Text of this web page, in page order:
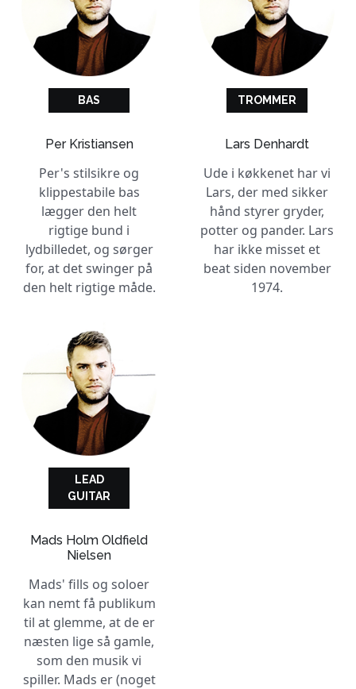
BAS
Per Kristiansen
Per's stilsikre og
klippestabile bas
lægger den helt
rigtige bund i
lydbilledet, og sørger
for, at det swinger på
den helt rigtige måde.
TROMMER
Lars Denhardt
Ude i køkkenet har vi
Lars, der med sikker
hånd styrer gryder,
potter og pander. Lars
har ikke misset et
beat siden november
1974.
LEAD
GUITAR
Mads Holm Oldfield
Nielsen
Mads' fills og soloer
kan nemt få publikum
til at glemme, at de er
næsten lige så gamle,
som den musik vi
spiller. Mads er (noget